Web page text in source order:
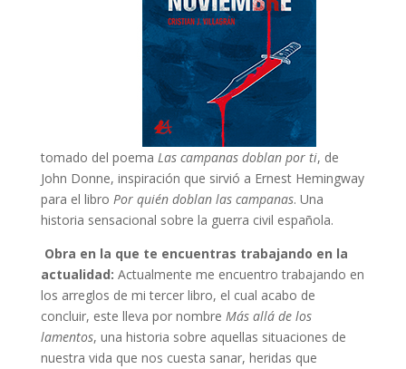
tomado del poema Las campanas doblan por ti, de
John Donne, inspiración que sirvió a Ernest Hemingway
para el libro Por quién doblan las campanas. Una
historia sensacional sobre la guerra civil española.
Obra en la que te encuentras trabajando en la
actualidad: Actualmente me encuentro trabajando en
los arreglos de mi tercer libro, el cual acabo de
concluir, este lleva por nombre Más allá de los
lamentos, una historia sobre aquellas situaciones de
nuestra vida que nos cuesta sanar, heridas que